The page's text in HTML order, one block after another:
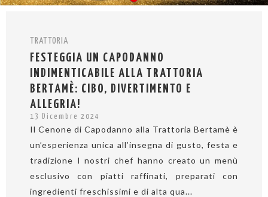
TRATTORIA
FESTEGGIA UN CAPODANNO
INDIMENTICABILE ALLA TRATTORIA
BERTAMÈ: CIBO, DIVERTIMENTO E
ALLEGRIA!
13 Dicembre 2024
Il Cenone di Capodanno alla Trattoria Bertamè è
un’esperienza unica all’insegna di gusto, festa e
tradizione I nostri chef hanno creato un menù
esclusivo con piatti raffinati, preparati con
ingredienti freschissimi e di alta qua...